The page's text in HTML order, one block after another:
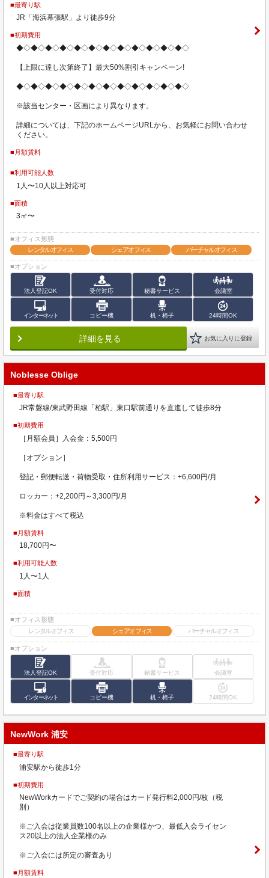
■最寄り駅
JR「海浜幕張駅」より徒歩9分
■初期費用
◆◇◆◇◆◇◆◇◆◇◆◇◆◇◆◇◆◇◆◇◆◇◆◇
【上限に達し次第終了】最大50%割引キャンペーン!
◆◇◆◇◆◇◆◇◆◇◆◇◆◇◆◇◆◇◆◇◆◇◆◇
※該当センター・区画により異なります。
詳細については、下記のホームページURLから、お気軽にお問い合わせ
ください。
■月額賃料
■利用可能人数
1人〜10人以上対応可
■面積
3㎡〜
■オフィス形態
レンタルオフィス
シェアオフィス バーチャルオフィス
■オプション
法人登記OK 受付対応 秘書サービス 会議室
インターネット コピー機 机・椅子 24時間OK
詳細を見る お気に入りに登録
Noblesse Oblige
■最寄り駅
JR常磐線/東武野田線「柏駅」東口駅前通りを直進して徒歩8分
■初期費用
［月額会員］入会金：5,500円
［オプション］
登記・郵便転送・荷物受取・住所利用サービス：+6,600円/月
ロッカー：+2,200円～3,300円/月
※料金はすべて税込
■月額賃料
18,700円〜
■利用可能人数
1人〜1人
■面積
■オフィス形態
レンタルオフィス
シェアオフィス バーチャルオフィス
■オプション
法人登記OK 受付対応 秘書サービス 会議室
インターネット コピー機 机・椅子 24時間OK
NewWork 浦安
■最寄り駅
浦安駅から徒歩1分
■初期費用
NewWorkカードでご契約の場合はカード発行料2,000円/枚（税
別）
※ご入会は従業員数100名以上の企業様かつ、最低入会ライセン
ス20以上の法人企業様のみ
※ご入会には所定の審査あり
■月額賃料